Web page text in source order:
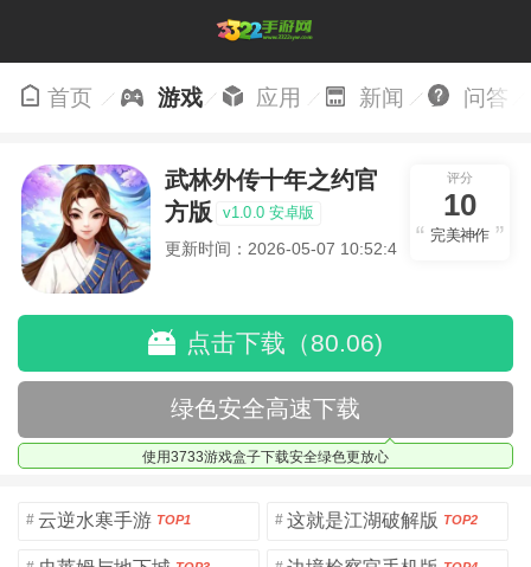
首页 游戏 应用 新闻 问答
武林外传十年之约官
方版
v1.0.0 安卓版
更新时间：2026-05-07 10:52:41
评分
10
完美神作
点击下载（80.06)
绿色安全高速下载
使用3733游戏盒子下载安全绿色更放心
# 云逆水寒手游 TOP1 # 这就是江湖破解版 TOP2